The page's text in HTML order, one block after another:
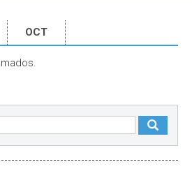
OCT